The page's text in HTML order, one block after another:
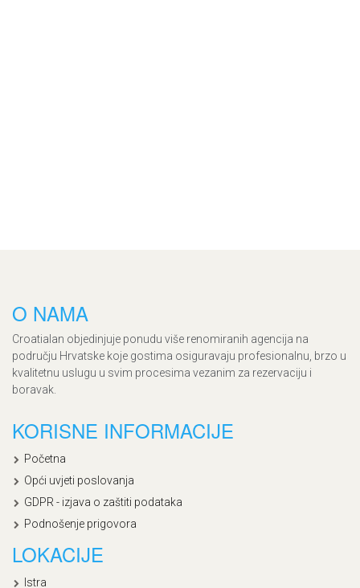
O NAMA
Croatialan objedinjuje ponudu više renomiranih agencija na
području Hrvatske koje gostima osiguravaju profesionalnu, brzo u
kvalitetnu uslugu u svim procesima vezanim za rezervaciju i
boravak.
KORISNE INFORMACIJE
Početna
Opći uvjeti poslovanja
GDPR - izjava o zaštiti podataka
Podnošenje prigovora
LOKACIJE
Istra